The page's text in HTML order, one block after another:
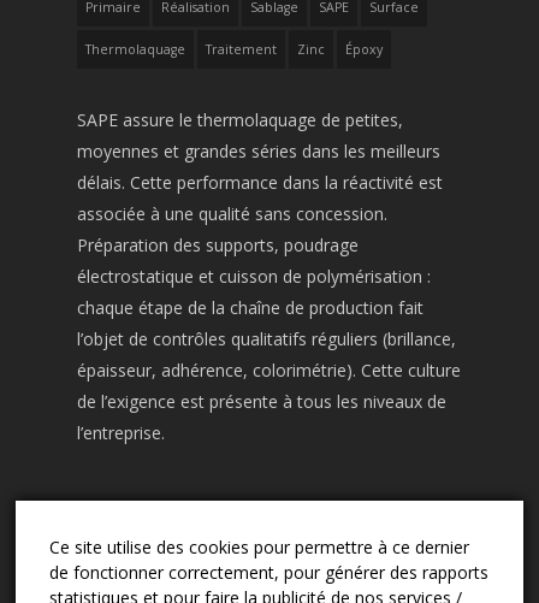
Primaire Réalisation Sablage SAPE Surface
Thermolaquage Traitement Zinc Époxy
SAPE assure le thermolaquage de petites,
moyennes et grandes séries dans les meilleurs
délais. Cette performance dans la réactivité est
associée à une qualité sans concession.
Préparation des supports, poudrage
électrostatique et cuisson de polymérisation :
chaque étape de la chaîne de production fait
l’objet de contrôles qualitatifs réguliers (brillance,
épaisseur, adhérence, colorimétrie). Cette culture
de l’exigence est présente à tous les niveaux de
l’entreprise.
CONTACT
03.24.57.02.13
Ce site utilise des cookies pour permettre à ce dernier
de fonctionner correctement, pour générer des rapports
statistiques et pour faire la publicité de nos services /